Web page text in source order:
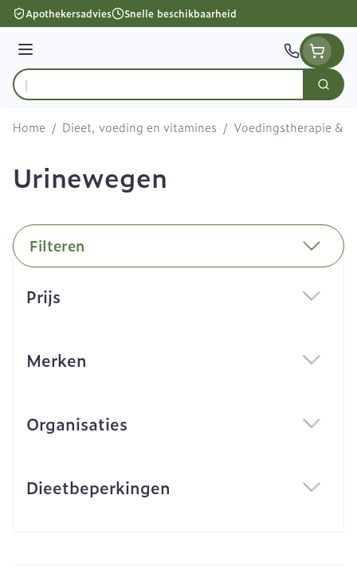
Ga naar de inhoud
Apothekersadvies Snelle beschikbaarheid
Menu
Product, merk, categorie...
Zoek
Home / Dieet, voeding en vitamines / Voedingstherapie &
Urinewegen
Filteren
Prijs
Merken
Organisaties
Dieetbeperkingen